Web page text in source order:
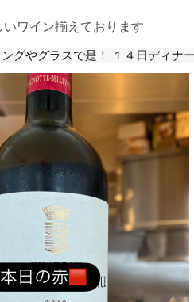
いワイン揃えております
グやグラスで是！ １４日ディナ